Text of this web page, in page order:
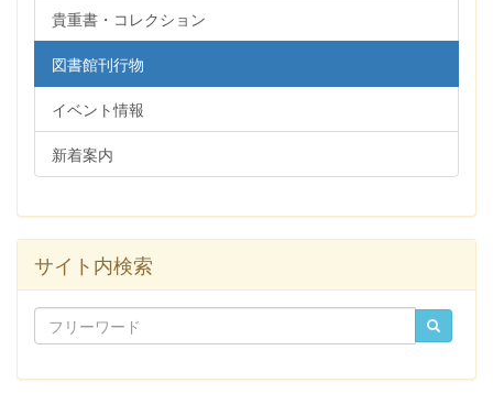
貴重書・コレクション
図書館刊行物
イベント情報
新着案内
サイト内検索